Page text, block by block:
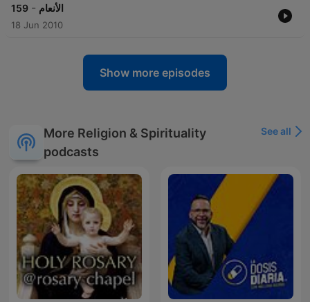
159 - الأنعام
18 Jun 2010
Show more episodes
More Religion & Spirituality
podcasts
See all